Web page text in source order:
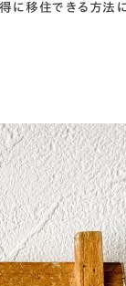
に移住できる方法